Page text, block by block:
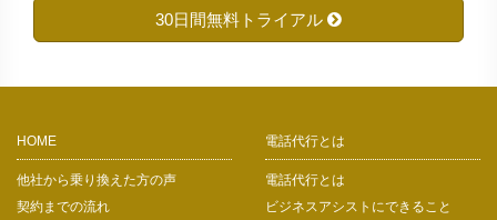
30日間無料トライアル
HOME
他社から乗り換えた方の声
契約までの流れ
電話代行とは
電話代行とは
ビジネスアシストにできること